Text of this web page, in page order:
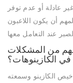
عادلة أو عدم توفر
أن يكون اللاعبون
من المشكلات
في الكازينوهات؟
الكازينو وسمعته